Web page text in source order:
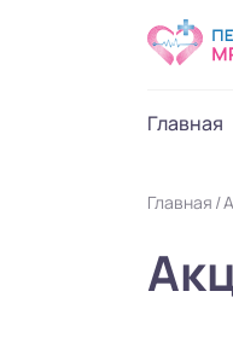
Главная
Главная